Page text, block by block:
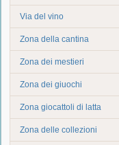
Via del vino
Zona della cantina
Zona dei mestieri
Zona dei giuochi
Zona giocattoli di latta
Zona delle collezioni